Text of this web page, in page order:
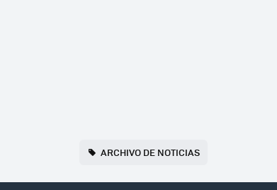
ARCHIVO DE NOTICIAS